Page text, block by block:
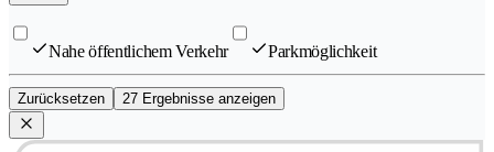
Nahe öffentlichem Verkehr Parkmöglichkeit
Zurücksetzen 27 Ergebnisse anzeigen